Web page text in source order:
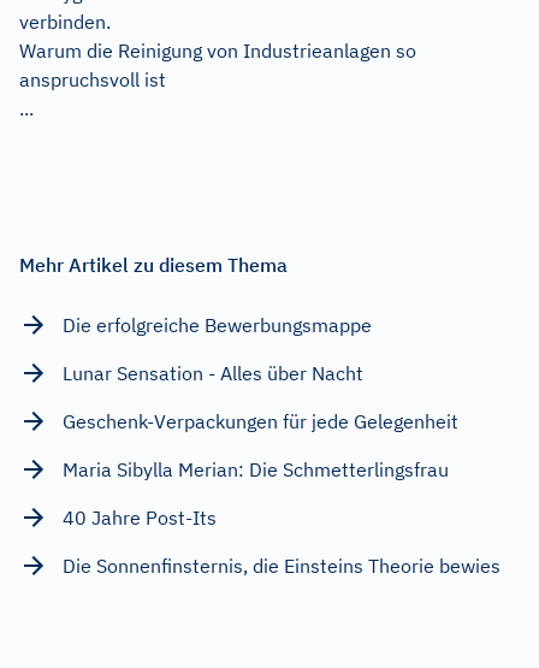
verbinden.
Warum die Reinigung von Industrieanlagen so
anspruchsvoll ist
...
Mehr Artikel zu diesem Thema
Die erfolgreiche Bewerbungsmappe
Lunar Sensation - Alles über Nacht
Geschenk-Verpackungen für jede Gelegenheit
Maria Sibylla Merian: Die Schmetterlingsfrau
40 Jahre Post-Its
Die Sonnenfinsternis, die Einsteins Theorie bewies